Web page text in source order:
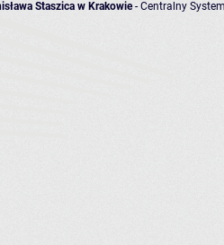
Staszica w Krakowie- Centralny